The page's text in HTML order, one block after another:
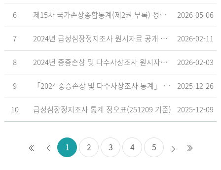
6 제15차 국가손상종합통계(제2권 부록) 정오표('26.5.18. 기준) 2026-05-06
7 2024년 급성심장정지조사 원시자료 공개 알림 2026-02-11
8 2024년 중증손상 및 다수사상조사 원시자료 공개 알림 2026-02-03
9 「2024 중증손상 및 다수사상조사 통계」 공표 2025-12-26
10 급성심장정지조사 통계 정오표(251209 기준) 2025-12-09
1 2 3 4 5